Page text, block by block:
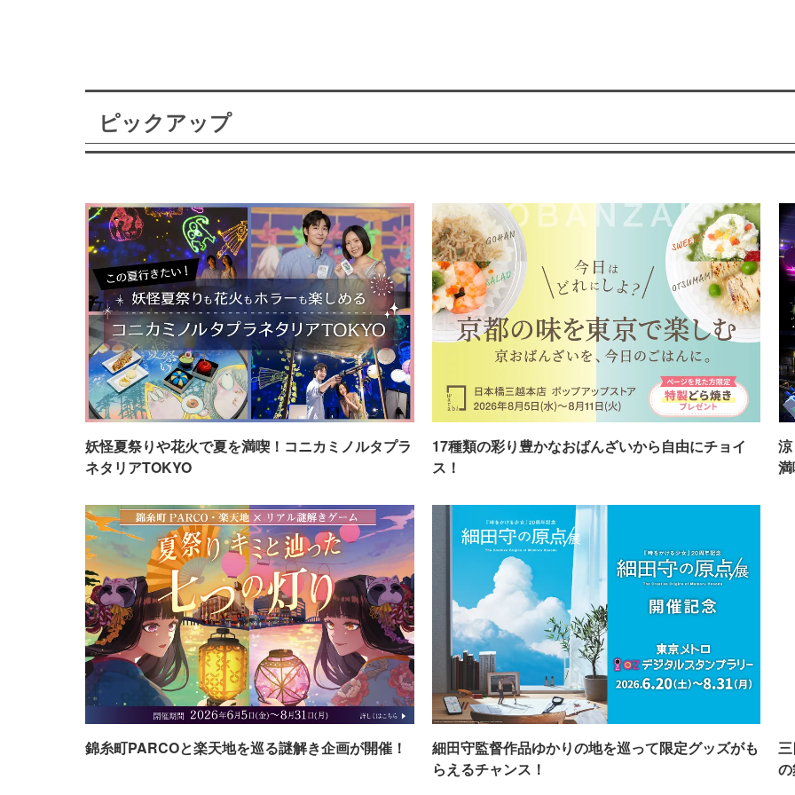
ピックアップ
妖怪夏祭りや花火で夏を満喫！コニカミノルタプラ
ネタリアTOKYO
17種類の彩り豊かなおばんざいから自由にチョイ
ス！
錦糸町PARCOと楽天地を巡る謎解き企画が開催！
細田守監督作品ゆかりの地を巡って限定グッズがも
らえるチャンス！